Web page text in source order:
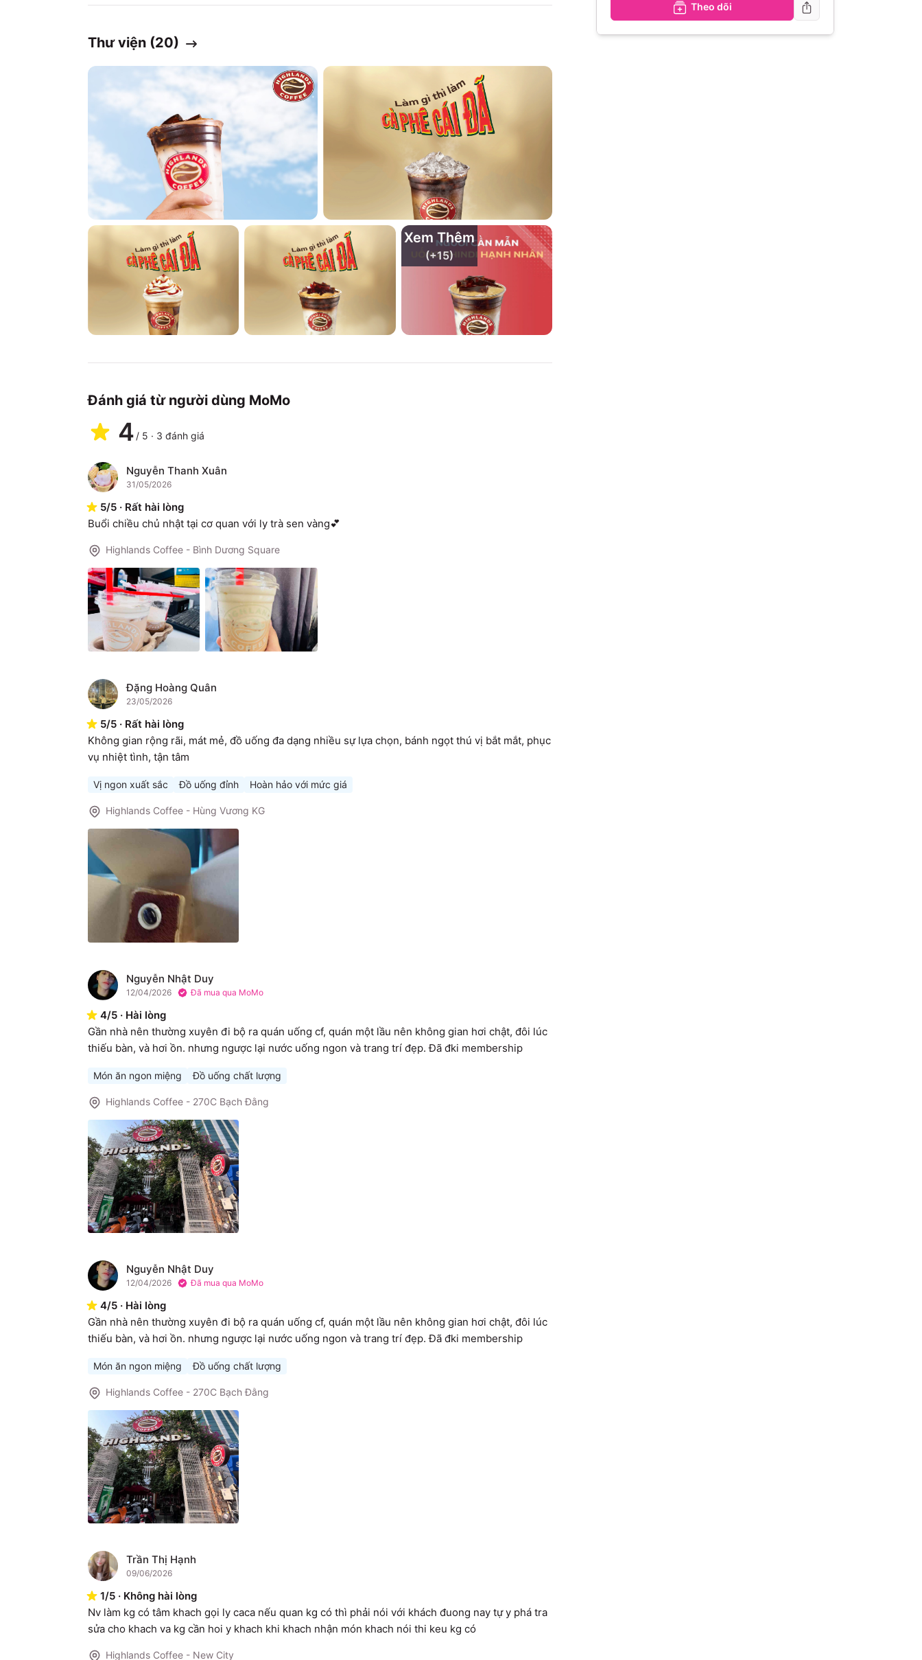
Thư viện (20)
Xem Thêm
(+15)
Đánh giá từ người dùng MoMo
4 / 5 · 3 đánh giá
N Nguyễn Thanh Xuân
31/05/2026
5/5 · Rất hài lòng
Buổi chiều chủ nhật tại cơ quan với ly trà sen vàng💕
Highlands Coffee - Bình Dương Square
Đ Đặng Hoàng Quân
23/05/2026
5/5 · Rất hài lòng
Không gian rộng rãi, mát mẻ, đồ uống đa dạng nhiều sự lựa chọn, bánh ngọt thú vị bắt mắt, phục
vụ nhiệt tình, tận tâm
Vị ngon xuất sắc Đồ uống đỉnh Hoàn hảo với mức giá
Highlands Coffee - Hùng Vương KG
N Nguyễn Nhật Duy
12/04/2026 Đã mua qua MoMo
4/5 · Hài lòng
Gần nhà nên thường xuyên đi bộ ra quán uống cf, quán một lầu nên không gian hơi chật, đôi lúc
thiếu bàn, và hơi ồn. nhưng ngược lại nước uống ngon và trang trí đẹp. Đã đki membership
Món ăn ngon miệng Đồ uống chất lượng
Highlands Coffee - 270C Bạch Đằng
N Nguyễn Nhật Duy
12/04/2026 Đã mua qua MoMo
4/5 · Hài lòng
Gần nhà nên thường xuyên đi bộ ra quán uống cf, quán một lầu nên không gian hơi chật, đôi lúc
thiếu bàn, và hơi ồn. nhưng ngược lại nước uống ngon và trang trí đẹp. Đã đki membership
Món ăn ngon miệng Đồ uống chất lượng
Highlands Coffee - 270C Bạch Đằng
T Trần Thị Hạnh
09/06/2026
1/5 · Không hài lòng
Nv làm kg có tâm khach gọi ly caca nếu quan kg có thì phải nói với khách đuong nay tự y phá tra
sửa cho khach va kg cần hoi y khach khi khach nhận món khach nói thi keu kg có
Highlands Coffee - New City
Theo dõi